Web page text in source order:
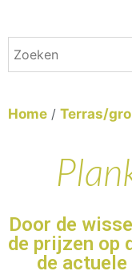
Home / Terras/
Door de
de prijzen op
de